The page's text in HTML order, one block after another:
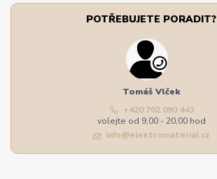
POTŘEBUJETE PORADIT?
Tomáš Vlček
+420 702 090 443
volejte od 9,00 - 20,00 hod
info@elektromaterial.cz